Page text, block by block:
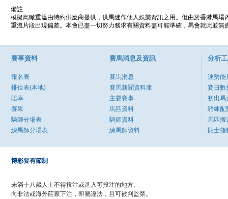
備註
模擬鳥瞰重溫由特約供應商提供，供馬迷作個人娛樂資訊之用。但由於香港馬
重溫片段出現偏差。本會已盡一切努力務求有關資料盡可能準確，馬會就此並
賽事資料
報名表
排位表(本地)
賠率
賽果
騎師分場表
練馬師分場表
賽馬消息及資訊
賽馬消息
賽馬新聞資料庫
主要賽事
馬匹資料
騎師資料
練馬師資料
分析
速勢能
賽日數
初出馬
騎練配
馬匹搬
貼士指
博彩要有節制
未滿十八歲人士不得投注或進入可投注的地方。
向非法或海外莊家下注，即屬違法，且可被判監禁。